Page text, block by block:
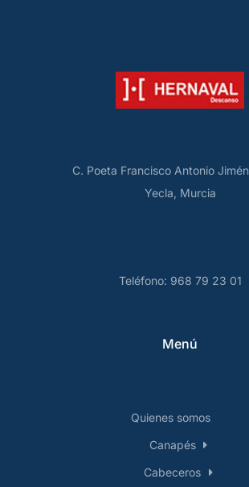
C. Poeta Francisco Antonio
Yecla, Murcia
Teléfono: 968 79 23 01
Menú
Quienes somos
Canapés
Cabeceros